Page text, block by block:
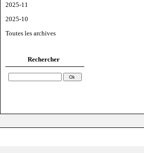
2025-11
2025-10
Toutes les archives
Rechercher